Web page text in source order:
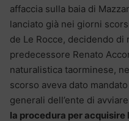
affaccia sulla baia di
lanciato già nei giorni
de Le Rocce, decidendo
predecessore Renato
naturalistica taorminese,
scorso aveva dato
generali dell’ente di
la procedura per